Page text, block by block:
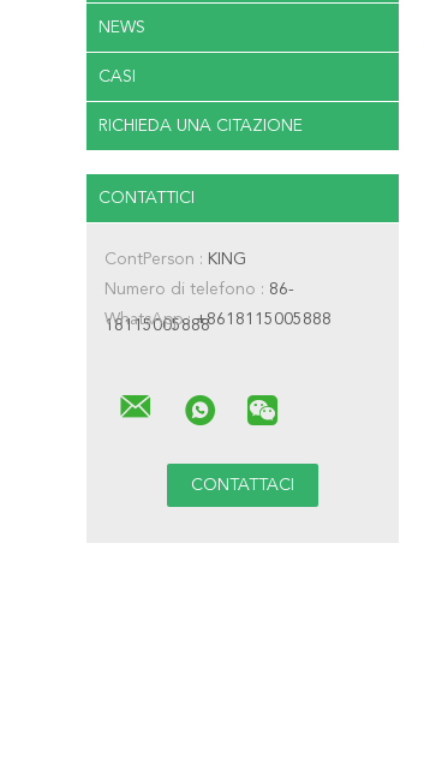
NEWS
CASI
RICHIEDA UNA CITAZIONE
CONTATTICI
ContPerson : KING
Numero di telefono : 86-
18115005888
WhatsApp :+8618115005888